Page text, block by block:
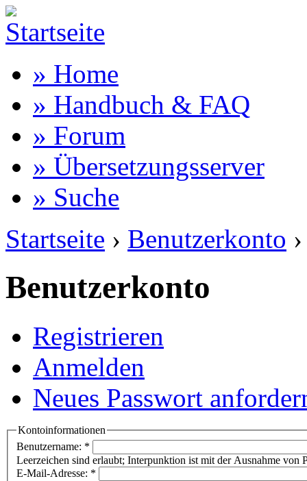
» Home
» Handbuch & FAQ
» Forum
» Übersetzungsserver
» Suche
Startseite › Benutzerkonto ›
Benutzerkonto
Registrieren
Anmelden
Neues Passwort
Kontoinformationen
Benutzername: *
Leerzeichen sind erlaubt; Interpunktion ist mit der Ausnahme von
E-Mail-Adresse: *